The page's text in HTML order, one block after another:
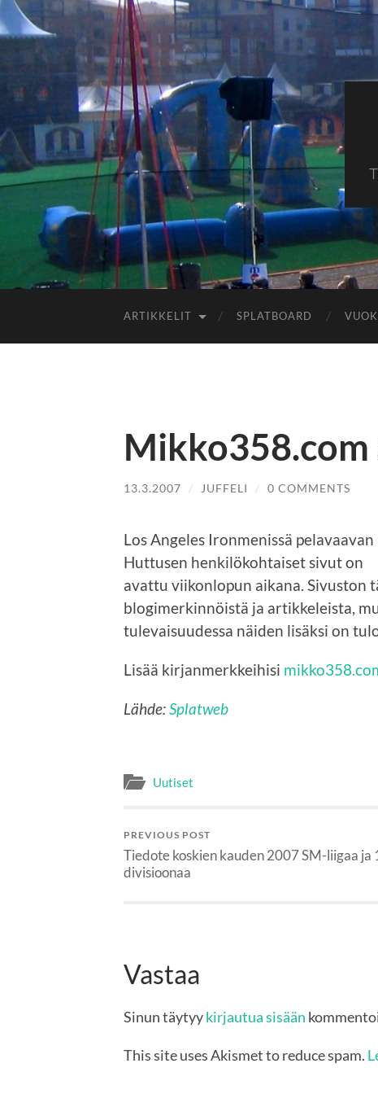
ARTIKKELIT SPLATBOARD
13.3.2007 / JUFFELI / 0 COMMENTS
Los Angeles Ironmenissä
Huttusen henkilökohtaiset sivut on
avattu viikonlopun aikana. Sivuston
blogimerkinnöistä ja artikkeleista,
tulevaisuudessa näiden lisäksi on
Lisää kirjanmerkkeihisi
Lähde:Splatweb
Uutiset
PREVIOUS POST
Tiedote koskien kauden 2007 SM-liigaa ja
divisioonaa
Vastaa
Sinun täytyykirjautua sisään
This site uses Akismet to reduce spam.